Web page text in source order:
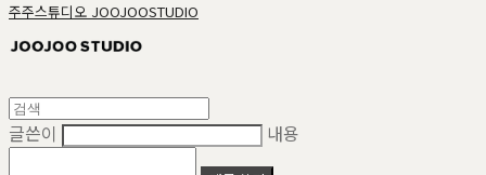
주주스튜디오 JOOJOOSTUDIO
글쓴이 내용